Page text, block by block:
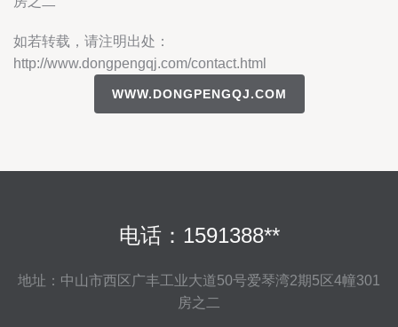
如若转载，请注明出处：
http://www.dongpengqj.com/contact.html
WWW.DONGPENGQJ.COM
电话：1591388**
地址：中山市西区广丰工业大道50号爱琴湾2期5区4幢301
房之二